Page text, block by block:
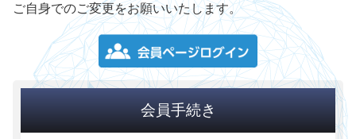
ご自身でのご変更をお願いいたします。
会員手続き